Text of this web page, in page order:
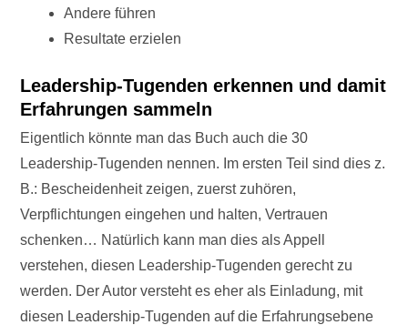
Andere führen
Resultate erzielen
Leadership-Tugenden erkennen und damit
Erfahrungen sammeln
Eigentlich könnte man das Buch auch die 30
Leadership-Tugenden nennen. Im ersten Teil sind dies z.
B.: Bescheidenheit zeigen, zuerst zuhören,
Verpflichtungen eingehen und halten, Vertrauen
schenken… Natürlich kann man dies als Appell
verstehen, diesen Leadership-Tugenden gerecht zu
werden. Der Autor versteht es eher als Einladung, mit
diesen Leadership-Tugenden auf die Erfahrungsebene